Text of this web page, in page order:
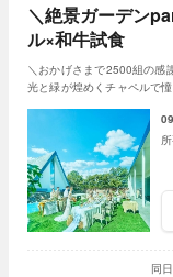
＼絶景ガーデン
ル×和牛試食
＼おかげさまで2500組の
光と緑が煌めくチャペルで
同